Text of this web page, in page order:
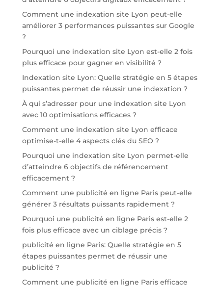
Comment une indexation site Lyon peut-elle
améliorer 3 performances puissantes sur Google
?
Pourquoi une indexation site Lyon est-elle 2 fois
plus efficace pour gagner en visibilité ?
Indexation site Lyon: Quelle stratégie en 5 étapes
puissantes permet de réussir une indexation ?
À qui s’adresser pour une indexation site Lyon
avec 10 optimisations efficaces ?
Comment une indexation site Lyon efficace
optimise-t-elle 4 aspects clés du SEO ?
Pourquoi une indexation site Lyon permet-elle
d’atteindre 6 objectifs de référencement
efficacement ?
Comment une publicité en ligne Paris peut-elle
générer 3 résultats puissants rapidement ?
Pourquoi une publicité en ligne Paris est-elle 2
fois plus efficace avec un ciblage précis ?
publicité en ligne Paris: Quelle stratégie en 5
étapes puissantes permet de réussir une
publicité ?
Comment une publicité en ligne Paris efficace